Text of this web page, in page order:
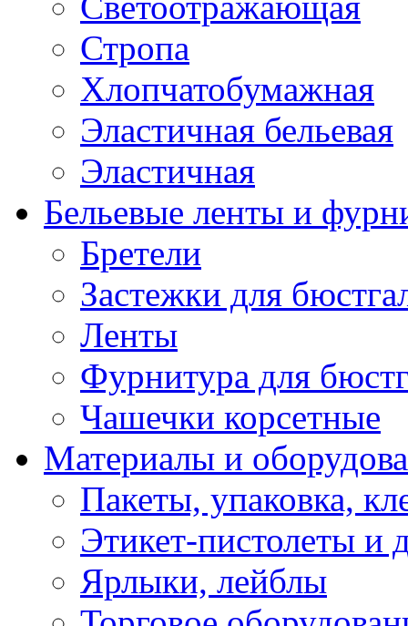
Стропа
Хлопчатобумажная
Эластичная бельевая
Эластичная
Бельевые ленты и
Бретели
Застежки для
Ленты
Фурнитура для
Чашечки корсетные
Материалы и
Пакеты, упаковка,
Этикет-пистолеты и
Ярлыки, лейблы